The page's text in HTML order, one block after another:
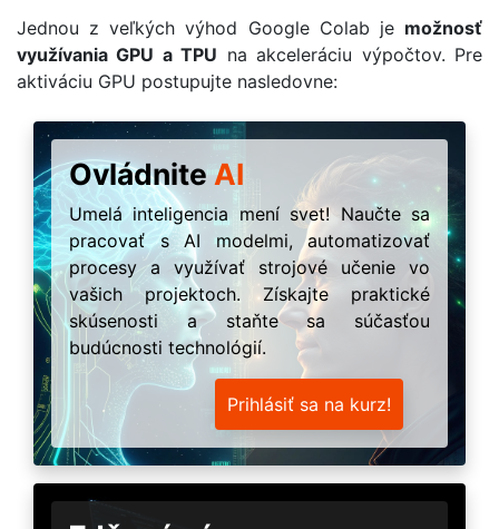
Jednou z veľkých výhod Google Colab je možnosť
využívania GPU a TPU na akceleráciu výpočtov. Pre
aktiváciu GPU postupujte nasledovne:
OvládniteAI
Umelá inteligencia mení svet! Naučte sa
pracovať s AI modelmi, automatizovať
procesy a využívať strojové učenie vo
vašich projektoch. Získajte praktické
skúsenosti a staňte sa súčasťou
budúcnosti technológií.
Prihlásiť sa na kurz!